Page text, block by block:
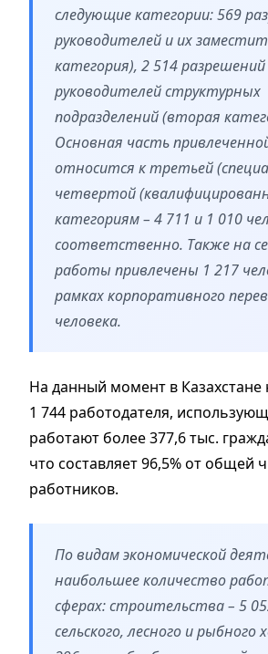
следующие категории: 569
руководителей и их
категория), 2 514 разрешений
руководителей структурных
подразделений (вторая
Основная часть
относится к третьей
четвертой
категориям – 4 711 и 1 010
соответственно. Также на
работы привлечены 1 217
рамках корпоративного
человека.
На данный момент в Казахстане
1 744 работодателя,
работают более 377,6 тыс.
что составляет 96,5% от общей
работников.
По видам экономической
наибольшее количество
сферах: строительства – 5
сельского, лесного и рыбного